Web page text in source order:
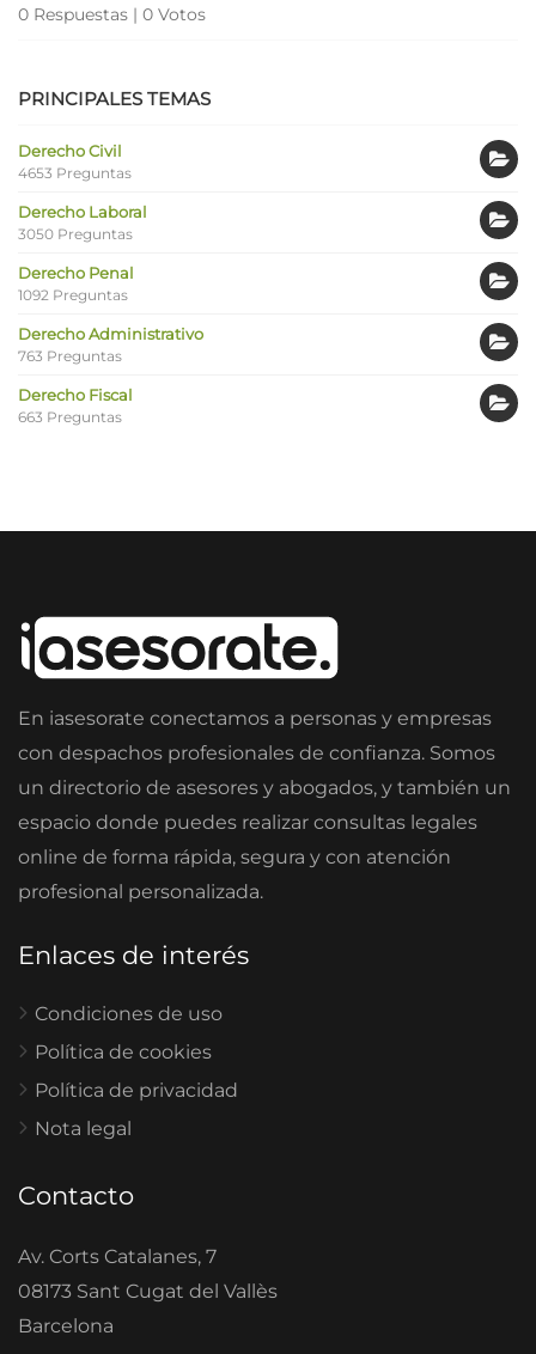
0 Respuestas | 0 Votos
PRINCIPALES TEMAS
Derecho Civil
4653 Preguntas
Derecho Laboral
3050 Preguntas
Derecho Penal
1092 Preguntas
Derecho Administrativo
763 Preguntas
Derecho Fiscal
663 Preguntas
En iasesorate conectamos a personas y empresas
con despachos profesionales de confianza. Somos
un directorio de asesores y abogados, y también un
espacio donde puedes realizar consultas legales
online de forma rápida, segura y con atención
profesional personalizada.
Enlaces de interés
Condiciones de uso
Política de cookies
Política de privacidad
Nota legal
Contacto
Av. Corts Catalanes, 7
08173 Sant Cugat del Vallès
Barcelona